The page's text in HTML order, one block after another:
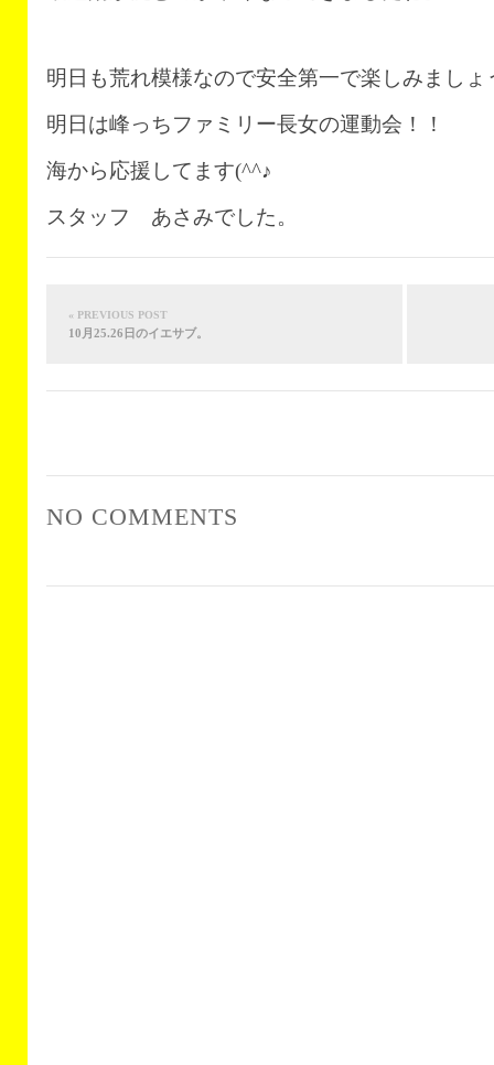
明日も荒れ模様なので安全第一で楽しみましょ
明日は峰っちファミリー長女の運動会！！
海から応援してます(^^♪
スタッフ あさみでした。
« PREVIOUS POST
10月25.26日のイエサブ。
NO COMMENTS